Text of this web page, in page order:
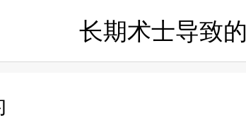
长期术士导致的